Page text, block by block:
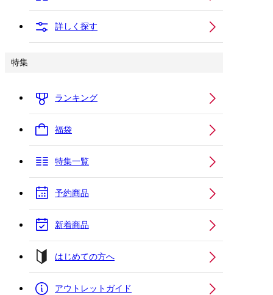
詳しく探す
特集
ランキング
福袋
特集一覧
予約商品
新着商品
はじめての方へ
アウトレットガイド